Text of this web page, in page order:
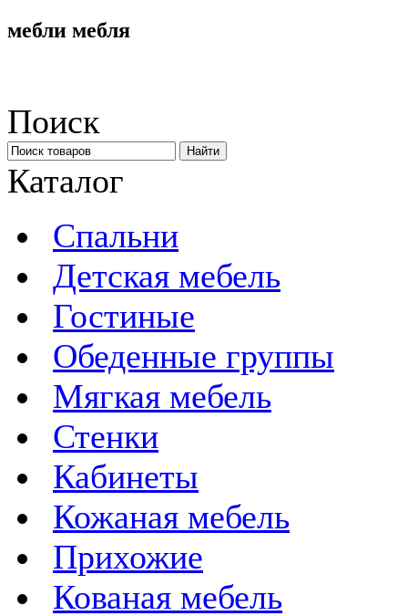
мебли мебля
Поиск
Каталог
Спальни
Детская мебель
Гостиные
Обеденные группы
Мягкая мебель
Стенки
Кабинеты
Кожаная мебель
Прихожие
Кованая мебель